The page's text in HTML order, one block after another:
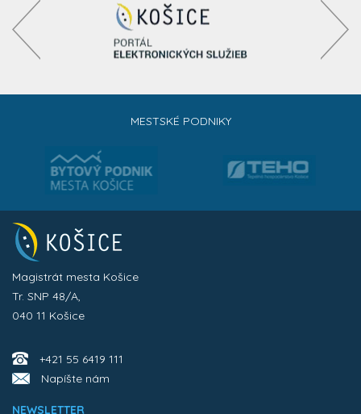
MESTSKÉ PODNIKY
Magistrát mesta Košice
Tr. SNP 48/A,
040 11 Košice
+421 55 6419 111
Napíšte nám
NEWSLETTER